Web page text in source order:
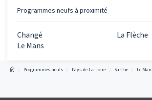
Programmes neufs à proximité
Changé
La Flèche
Le Mans
Programmes neufs Pays-de-La-Loire Sarthe Le